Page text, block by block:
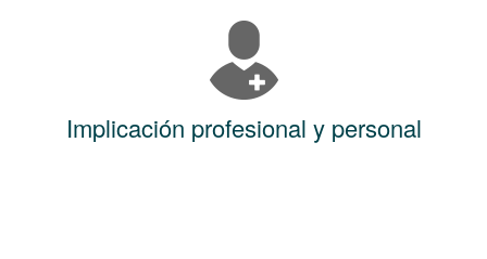
Implicación profesional y personal